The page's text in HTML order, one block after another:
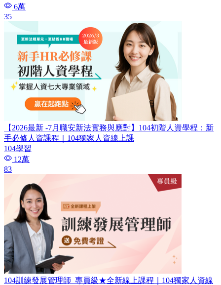
6萬
35
【2026最新 -7月職安新法實務與應對】104初階人資學程：新
手必修人資課程｜104獨家人資線上課
104學習
12萬
83
104訓練發展管理師_專員級​★全新線上課程｜104獨家人資線